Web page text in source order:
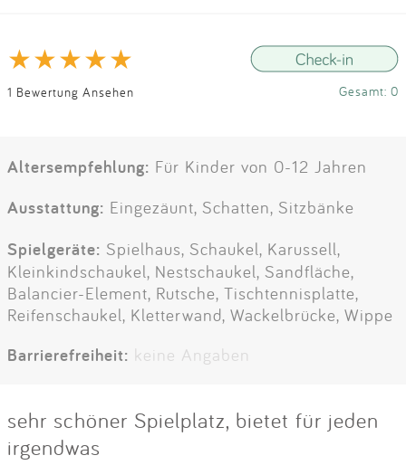
1 Bewertung Ansehen Gesamt: 0
Altersempfehlung: Für Kinder von 0-12 Jahren
Ausstattung: Eingezäunt, Schatten, Sitzbänke
Spielgeräte: Spielhaus, Schaukel, Karussell,
Kleinkindschaukel, Nestschaukel, Sandfläche,
Balancier-Element, Rutsche, Tischtennisplatte,
Reifenschaukel, Kletterwand, Wackelbrücke, Wippe
Barrierefreiheit: keine Angaben
sehr schöner Spielplatz, bietet für jeden
irgendwas